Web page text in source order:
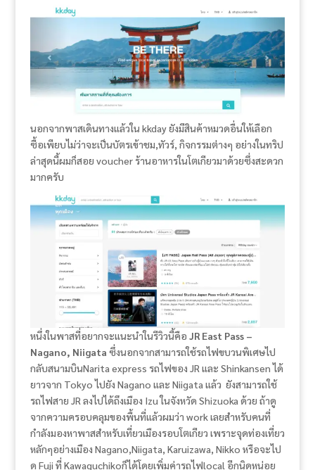
นอกจากพาสเดินทางแล้วใน kkday ยังมีสินค้าหมวดอื่นให้เลือก
ซื้อเพียบไม่ว่าจะเป็นบัตรเข้าชม,ทัวร์, กิจกรรมต่างๆ อย่างในทริป
ล่าสุดนี้ผมก็สอย voucher ร้านอาหารในโตเกียวมาด้วยซึ่งสะดวก
มากครับ
หนึ่งในพาสที่อยากจะแนะนำในรีวิวนี้คือ JR East Pass –
Nagano, Niigata ซึ่งนอกจากสามารถใช้รถไฟขบวนพิเศษไป
กลับสนามบินNarita express รถไฟของ JR และ ​Shinkansen ได้
ยาวจาก Tokyo ไปยัง Nagano และ Niigata แล้ว ยังสามารถใช้
รถไฟสาย JR ลงไปได้ถึงเมือง Izu ในจังหวัด Shizuoka ด้วย ถ้าดู
จากความครอบคลุมของพื้นที่แล้วผมว่า work เลยสำหรับคนที่
กำลังมองหาพาสสำหรับเที่ยวเมืองรอบโตเกียว เพราะจุดท่องเที่ยว
หลักๆอย่างเมือง Nagano,Niigata, Karuizawa, Nikko หรือจะไป
ดู Fuji ที่ Kawaguchikoก็ได้โดยเพิ่มค่ารถไฟlocal อีกนิดหน่อย